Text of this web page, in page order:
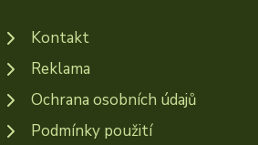
Kontakt
Reklama
Ochrana osobních údajů
Podmínky použití